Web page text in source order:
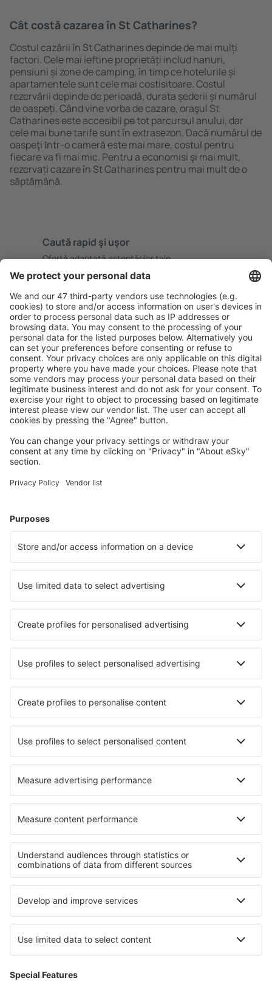
Cât costă cazarea în St Catharines?
Costul cazării în St Catharines depinde de mai mulți
factori. Cele mai ieftine proprietăți includ hanuri,
pensiuni și zone de camping, în timp ce hotelurile și
apartamentele sunt cele mai costisitoare. Costul
rezervării depinde de perioadă, durata șederii și numărul
de oaspeți. Când vine vorba de cazare, oraşul St
Catharines este accesibil pe tot parcursul anului, dar
cele mai bune tarife sunt în extrasezon. Dacă numărul de
oaspeţi ȋntr-o cameră este mai mare, costul pentru
fiecare va fi mai mic. Pentru a economisi şi mai mult,
rezervați cazare în St Catharines pentru mai mult de o
săptămână.
Caută rapid şi uşor
Ofertă adaptată aşteptărilor tale.
Planifică ȋn siguranţă
Rezervare fără griji cu opțiune gratuită de anulare.
Economiseşte mai mult
Prețuri atractive și oferte speciale pentru utilizatorii
conectați.
Cazarea preferată
Alege din peste 1,3 mil. de opţiuni: hoteluri, cabane,
Cele mai căutate cazări de către utilizatorii eSky
Cazare în Vancouver
Cazare în Edmonton (AB) Cazare în Toronto
Cazare în Montreal Cazare în Coquitlam
Cazare în Labelle Cazare în Lac-Superieur
Cele mai bune locuri de cazare - orașe
Cazare în Lakemoor Cazare în Lienden
Cazare în Castello delle Forme Cazare în Iğdır
Cazare în Legazpia Cazare în Asensbruk
Cele mai bune locuri de cazare - regiuni
Cazare in Insula Prințului Edward
Cazare în Parcul Național Jasper
Cazare în Parcul Național Banff
Cazare în El Salvador Cazare în Katschberg/ Rennweg